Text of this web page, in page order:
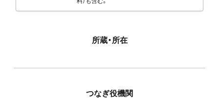
所蔵・所在
つなぎ役機関